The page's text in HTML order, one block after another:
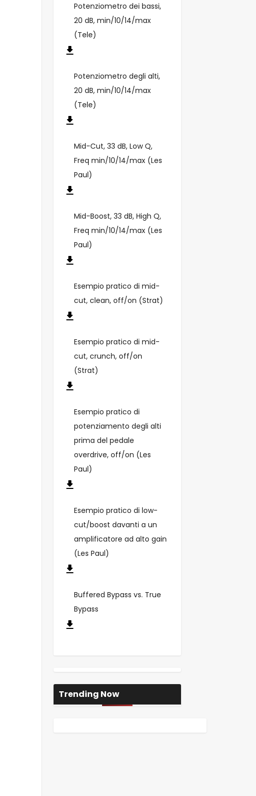
Potenziometro dei bassi,
20 dB, min/10/14/max
(Tele)
Potenziometro degli alti,
20 dB, min/10/14/max
(Tele)
Mid-Cut, 33 dB, Low Q,
Freq min/10/14/max (Les
Paul)
Mid-Boost, 33 dB, High Q,
Freq min/10/14/max (Les
Paul)
Esempio pratico di mid-
cut, clean, off/on (Strat)
Esempio pratico di mid-
cut, crunch, off/on
(Strat)
Esempio pratico di
potenziamento degli alti
prima del pedale
overdrive, off/on (Les
Paul)
Esempio pratico di low-
cut/boost davanti a un
amplificatore ad alto gain
(Les Paul)
Buffered Bypass vs. True
Bypass
Trending Now